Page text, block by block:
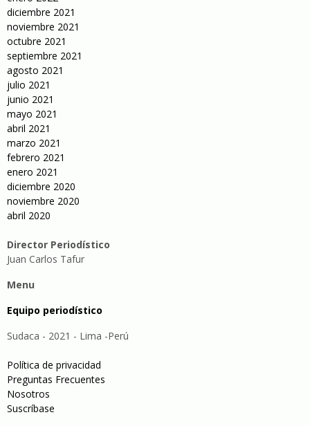
diciembre 2021
noviembre 2021
octubre 2021
septiembre 2021
agosto 2021
julio 2021
junio 2021
mayo 2021
abril 2021
marzo 2021
febrero 2021
enero 2021
diciembre 2020
noviembre 2020
abril 2020
Director Periodístico
Juan Carlos Tafur
Menu
Equipo periodístico
Sudaca - 2021 - Lima -Perú
Política de privacidad
Preguntas Frecuentes
Nosotros
Suscríbase